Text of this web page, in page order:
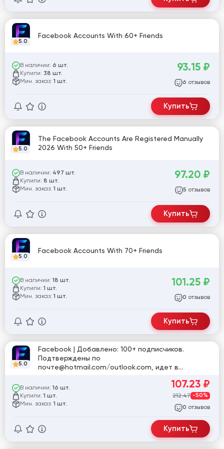
5.0
Facebook Accounts With 60+ Friends
В наличии: 6 шт.
Купили: 38 шт.
Мин. заказ: 1 шт.
93.15 ₽
6 отзывов
Купить
5.0
The Facebook Accounts Are Registered Manually
2026 With 50+ Friends
В наличии: 497 шт.
Купили: 8 шт.
Мин. заказ: 1 шт.
97.20 ₽
5 отзывов
Купить
5.0
Facebook Accounts With 70+ Friends
В наличии: 18 шт.
Купили: 1 шт.
Мин. заказ: 1 шт.
101.25 ₽
0 отзывов
Купить
5.0
Facebook | Добавлено: 100+ подписчиков.
Подтверждены по
почте@hotmail.com/outlook.com, идет в
Включена двухфакторная аутентификация.
Страна регистрации: MIX.
В наличии: 16 шт.
Купили: 1 шт.
Мин. заказ: 1 шт.
107.23 ₽
212.47 -50%
0 отзывов
Купить